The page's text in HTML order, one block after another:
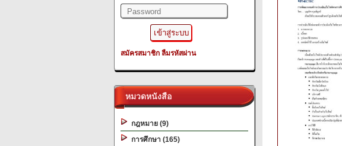
สมัครสมาชิก ลืมรหัสผ่าน
หมวดหนังสือ
กฎหมาย (9)
การศึกษา (165)